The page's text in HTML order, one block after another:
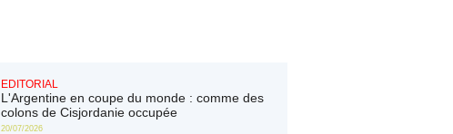
EDITORIAL
L'Argentine en coupe du monde : comme des
colons de Cisjordanie occupée
20/07/2026